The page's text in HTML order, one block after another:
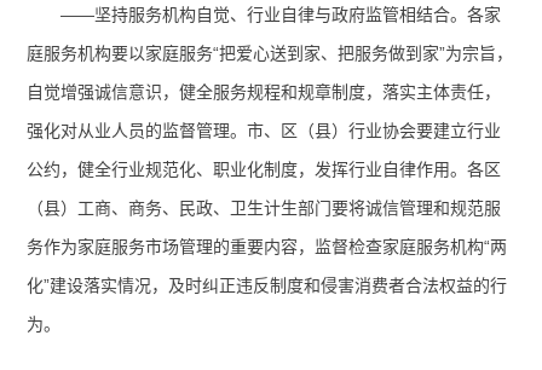
——坚持服务机构自觉、行业自律与政府监管相结合。各家
庭服务机构要以家庭服务“把爱心送到家、把服务做到家”为宗旨，
自觉增强诚信意识，健全服务规程和规章制度，落实主体责任，
强化对从业人员的监督管理。市、区（县）行业协会要建立行业
公约，健全行业规范化、职业化制度，发挥行业自律作用。各区
（县）工商、商务、民政、卫生计生部门要将诚信管理和规范服
务作为家庭服务市场管理的重要内容，监督检查家庭服务机构“两
化”建设落实情况，及时纠正违反制度和侵害消费者合法权益的行
为。